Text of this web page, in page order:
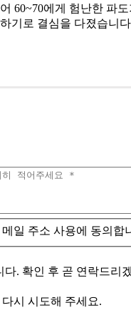
60~70에게 험난한 파
기로 결심을 다졌습니
일 주소 사용에 동의합
. 확인 후 곧 연락드리
시 시도해 주세요.